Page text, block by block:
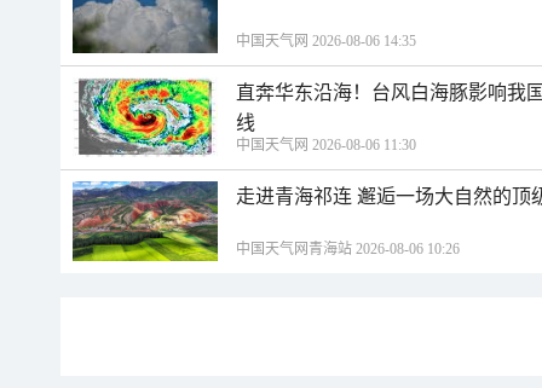
中国天气网 2026-08-06 14:35
直奔华东沿海！台风白海豚影响我
线
中国天气网 2026-08-06 11:30
走进青海祁连 邂逅一场大自然的顶
中国天气网青海站 2026-08-06 10:26